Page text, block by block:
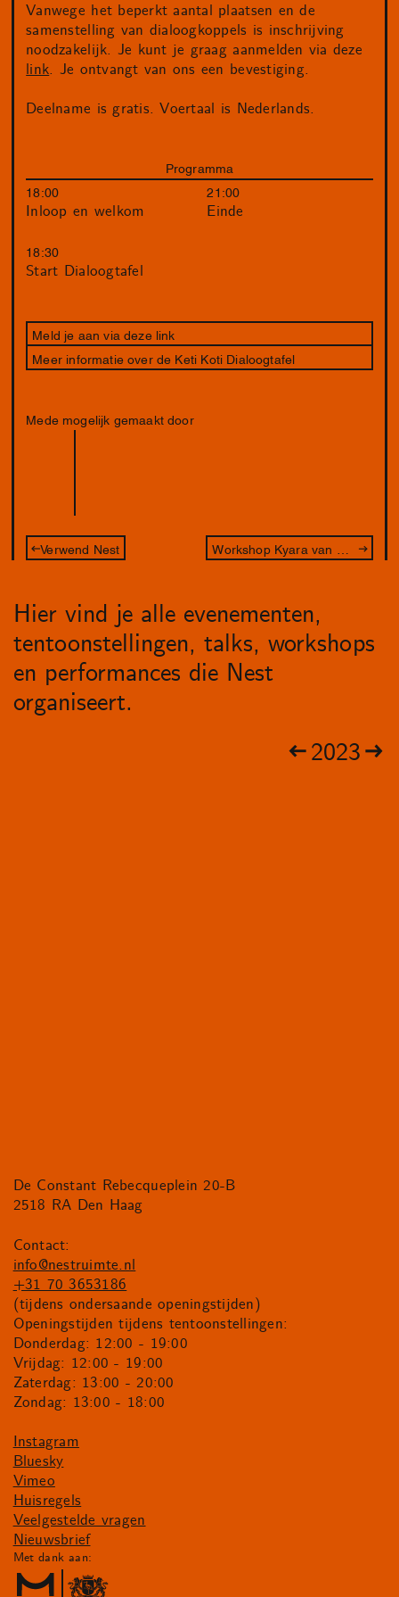
Vanwege het beperkt aantal plaatsen en de
samenstelling van dialoogkoppels is inschrijving
noodzakelijk. Je kunt je graag aanmelden via deze
link. Je ontvangt van ons een bevestiging.
Deelname is gratis. Voertaal is Nederlands.
Programma
18:00
Inloop en welkom
18:30
Start Dialoogtafel
21:00
Einde
Meld je aan via deze link
Meer informatie over de Keti Koti Dialoogtafel
Mede mogelijk gemaakt door
Verwend Nest
Hier vind je alle evenementen,
tentoonstellingen, talks, workshops
en performances die Nest
organiseert.
2023
De Constant Rebecqueplein 20-B
2518 RA Den Haag
Contact:
info@nestruimte.nl
+31 70 3653186
(tijdens ondersaande openingstijden)
Openingstijden tijdens tentoonstellingen:
Donderdag: 12:00 - 19:00
Vrijdag: 12:00 - 19:00
Zaterdag: 13:00 - 20:00
Zondag: 13:00 - 18:00
Instagram
Bluesky
Vimeo
Huisregels
Veelgestelde vragen
Nieuwsbrief
Met dank aan: